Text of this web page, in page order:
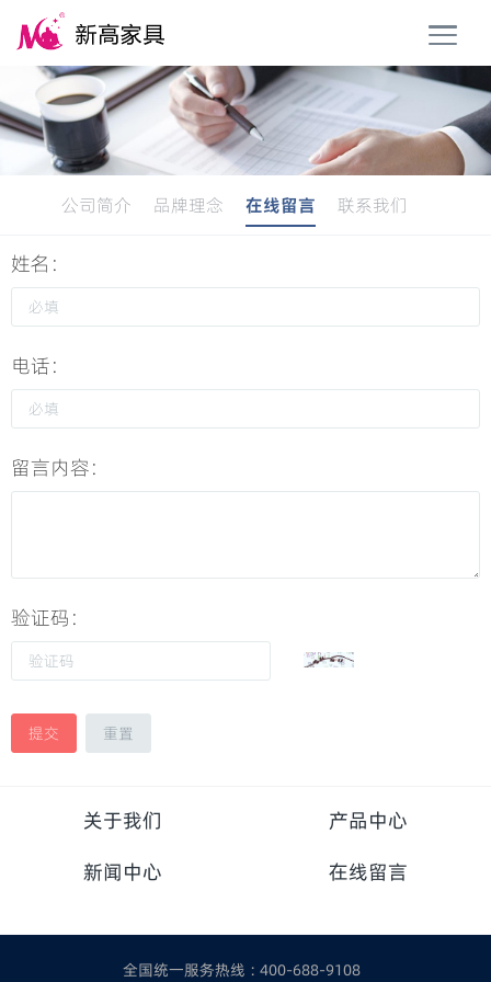
T
o
g
g
l
e
n
g
t
n
公司简介 品牌理念 在线留言 联系我们
姓名：
电话：
留言内容：
验证码：
提交 重置
关于我们
产品中心
新闻中心
在线留言
全国统一服务热线 : 400-688-9108